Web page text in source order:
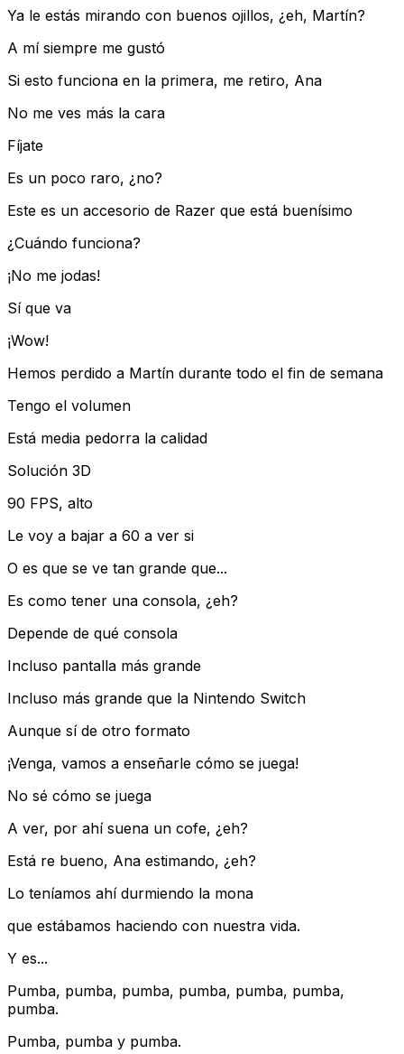
Ya le estás mirando con buenos ojillos, ¿eh, Martín?
A mí siempre me gustó
Si esto funciona en la primera, me retiro, Ana
No me ves más la cara
Fíjate
Es un poco raro, ¿no?
Este es un accesorio de Razer que está buenísimo
¿Cuándo funciona?
¡No me jodas!
Sí que va
¡Wow!
Hemos perdido a Martín durante todo el fin de semana
Tengo el volumen
Está media pedorra la calidad
Solución 3D
90 FPS, alto
Le voy a bajar a 60 a ver si
O es que se ve tan grande que...
Es como tener una consola, ¿eh?
Depende de qué consola
Incluso pantalla más grande
Incluso más grande que la Nintendo Switch
Aunque sí de otro formato
¡Venga, vamos a enseñarle cómo se juega!
No sé cómo se juega
A ver, por ahí suena un cofe, ¿eh?
Está re bueno, Ana estimando, ¿eh?
Lo teníamos ahí durmiendo la mona
que estábamos haciendo con nuestra vida.
Y es...
Pumba, pumba, pumba, pumba, pumba, pumba,
pumba.
Pumba, pumba y pumba.